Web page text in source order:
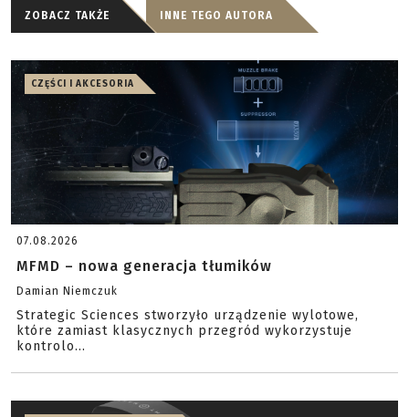
ZOBACZ TAKŻE INNE TEGO AUTORA
CZĘŚCI I AKCESORIA
07.08.2026
MFMD – nowa generacja tłumików
Damian Niemczuk
Strategic Sciences stworzyło urządzenie wylotowe,
które zamiast klasycznych przegród wykorzystuje
kontrolo...